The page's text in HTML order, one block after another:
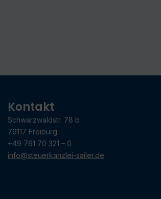
Kontakt
Schwarzwaldstr. 78 b
79117 Freiburg
+49 761 70 321 – 0
info@steuerkanzlei-sailer.de